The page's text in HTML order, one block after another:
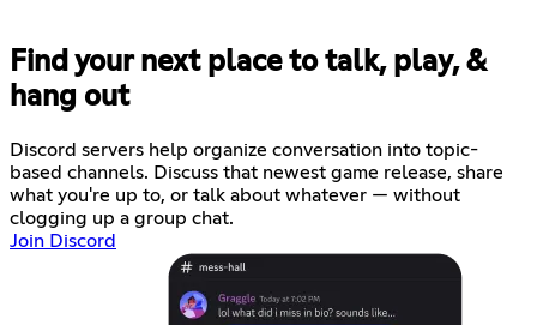
Find your next place to talk, play, &
hang out
Discord servers help organize conversation into topic-
based channels. Discuss that newest game release, share
what you're up to, or talk about whatever — without
clogging up a group chat.
Join Discord